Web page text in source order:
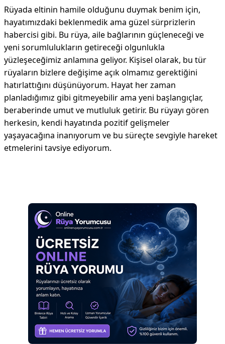
Rüyada eltinin hamile olduğunu duymak benim için,
hayatımızdaki beklenmedik ama güzel sürprizlerin
habercisi gibi. Bu rüya, aile bağlarının güçleneceği ve
yeni sorumlulukların getireceği olgunlukla
yüzleşeceğimiz anlamına geliyor. Kişisel olarak, bu tür
rüyaların bizlere değişime açık olmamız gerektiğini
hatırlattığını düşünüyorum. Hayat her zaman
planladığımız gibi gitmeyebilir ama yeni başlangıçlar,
beraberinde umut ve mutluluk getirir. Bu rüyayı gören
herkesin, kendi hayatında pozitif gelişmeler
yaşayacağına inanıyorum ve bu süreçte sevgiyle hareket
etmelerini tavsiye ediyorum.